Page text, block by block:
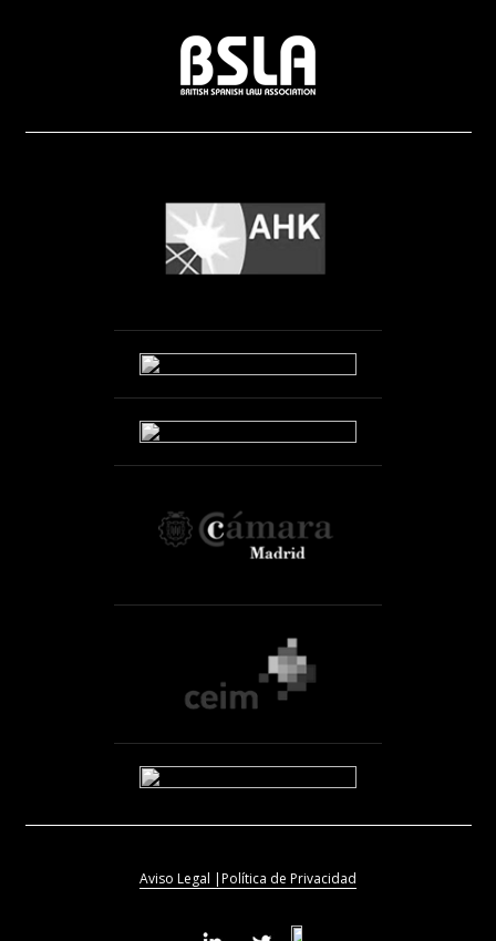
Aviso Legal |Política de Privacidad